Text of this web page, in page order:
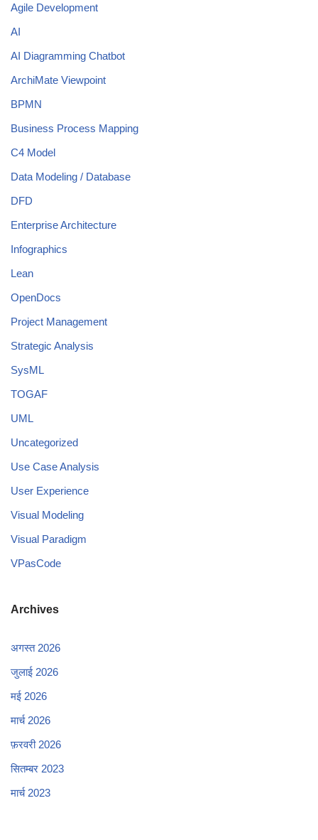
Agile Development
AI
AI Diagramming Chatbot
ArchiMate Viewpoint
BPMN
Business Process Mapping
C4 Model
Data Modeling / Database
DFD
Enterprise Architecture
Infographics
Lean
OpenDocs
Project Management
Strategic Analysis
SysML
TOGAF
UML
Uncategorized
Use Case Analysis
User Experience
Visual Modeling
Visual Paradigm
VPasCode
Archives
अगस्त 2026
जुलाई 2026
मई 2026
मार्च 2026
फ़रवरी 2026
सितम्बर 2023
मार्च 2023